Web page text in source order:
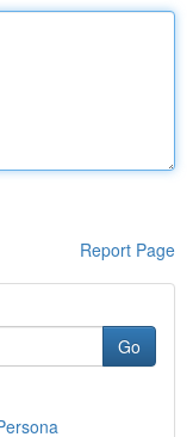
Report Page
Go